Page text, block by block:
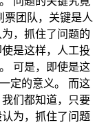
票团队，关键是人
，抓住了问题的
是这样，人工投
可是，即使是这
定的意义。 而这
们都知道，只要
为，抓住了问题